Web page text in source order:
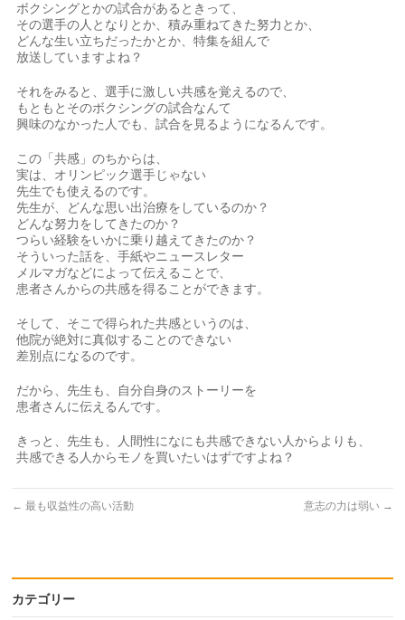
ボクシングとかの試合があるときって、
その選手の人となりとか、積み重ねてきた努力とか、
どんな生い立ちだったかとか、特集を組んで
放送していますよね？
それをみると、選手に激しい共感を覚えるので、
もともとそのボクシングの試合なんて
興味のなかった人でも、試合を見るようになるんです。
この「共感」のちからは、
実は、オリンピック選手じゃない
先生でも使えるのです。
先生が、どんな思い出治療をしているのか？
どんな努力をしてきたのか？
つらい経験をいかに乗り越えてきたのか？
そういった話を、手紙やニュースレター
メルマガなどによって伝えることで、
患者さんからの共感を得ることができます。
そして、そこで得られた共感というのは、
他院が絶対に真似することのできない
差別点になるのです。
だから、先生も、自分自身のストーリーを
患者さんに伝えるんです。
きっと、先生も、人間性になにも共感できない人からよりも、
共感できる人からモノを買いたいはずですよね？
← 最も収益性の高い活動 意志の力は弱い →
カテゴリー